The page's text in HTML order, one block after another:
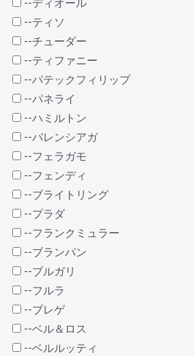
--ディオール
--ティソ
--チューダー
--ティファニー
--パテックフィリップ
--パネライ
--ハミルトン
--バレンシアガ
--フェラガモ
--フェンディ
--ブライトリング
--プラダ
--フランクミュラー
--ブランパン
--ブルガリ
--フルラ
--ブレゲ
--ベル＆ロス
--ベルルッティ